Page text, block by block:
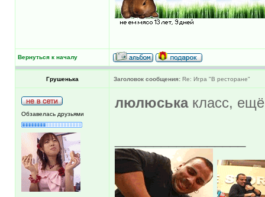
Вернуться к началу
Грушенька Заголовок сообщения: Re: Игра "В ресторане"
Обзавелась друзьями
люлюськакласс, ещё